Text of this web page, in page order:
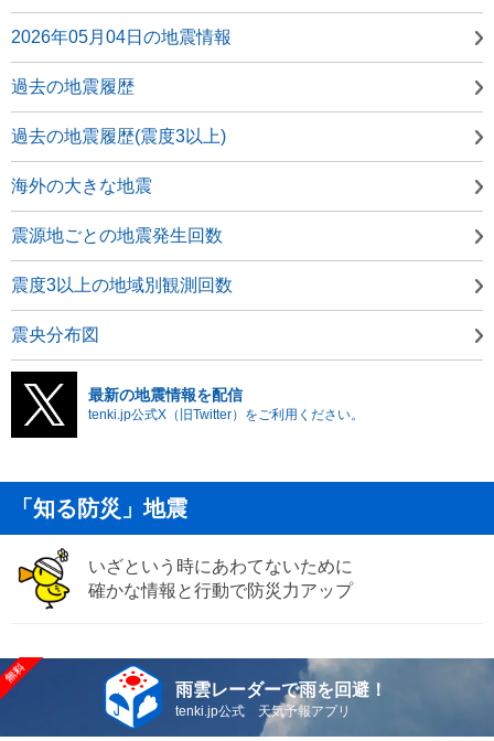
2026年05月04日の地震情報
過去の地震履歴
過去の地震履歴(震度3以上)
海外の大きな地震
震源地ごとの地震発生回数
震度3以上の地域別観測回数
震央分布図
最新の地震情報を配信
tenki.jp公式X（旧Twitter）をご利用ください。
「知る防災」地震
いざという時にあわてないために
確かな情報と行動で防災力アップ
雨雲レーダーで雨を回避！
tenki.jp公式 天気予報アプリ